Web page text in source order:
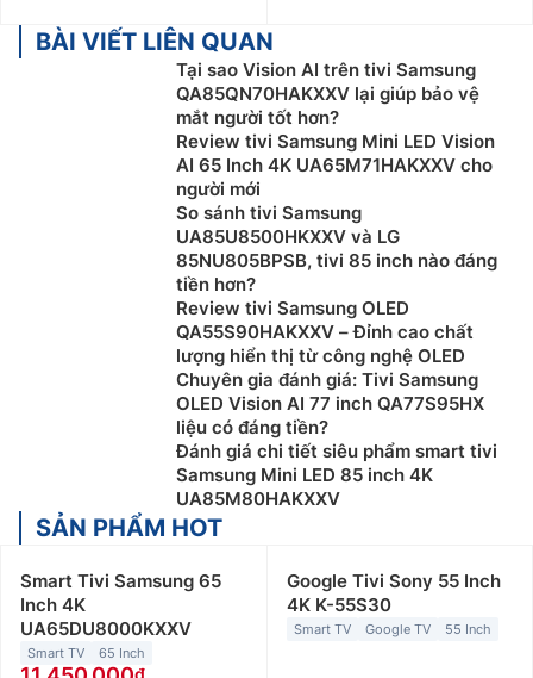
BÀI VIẾT LIÊN QUAN
Tại sao Vision AI trên tivi Samsung
QA85QN70HAKXXV lại giúp bảo vệ
mắt người tốt hơn?
Review tivi Samsung Mini LED Vision
AI 65 Inch 4K UA65M71HAKXXV cho
người mới
So sánh tivi Samsung
UA85U8500HKXXV và LG
85NU805BPSB, tivi 85 inch nào đáng
tiền hơn?
Review tivi Samsung OLED
QA55S90HAKXXV – Đỉnh cao chất
lượng hiển thị từ công nghệ OLED
Chuyên gia đánh giá: Tivi Samsung
OLED Vision AI 77 inch QA77S95HX
liệu có đáng tiền?
Đánh giá chi tiết siêu phẩm smart tivi
Samsung Mini LED 85 inch 4K
UA85M80HAKXXV
SẢN PHẨM HOT
Smart Tivi Samsung 65
Inch 4K
UA65DU8000KXXV
Smart TV 65 Inch
Google Tivi Sony 55 Inch
4K K-55S30
Smart TV Google TV 55 Inch